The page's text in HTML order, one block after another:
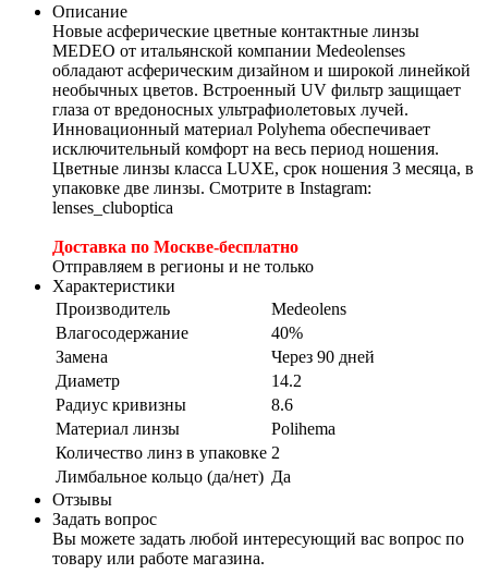
Описание
Новые асферические цветные контактные линзы
MEDEO от итальянской компании Medeolenses
обладают асферическим дизайном и широкой линейкой
необычных цветов. Встроенный UV фильтр защищает
глаза от вредоносных ультрафиолетовых лучей.
Инновационный материал Polyhema обеспечивает
исключительный комфорт на весь период ношения.
Цветные линзы класса LUXE, срок ношения 3 месяца, в
упаковке две линзы. Смотрите в Instagram:
lenses_cluboptica
Доставка по Москве-бесплатно
Отправляем в регионы и не только
Характеристики
Производитель
Medeolens
Влагосодержание
40%
Замена
Через 90 дней
Диаметр
14.2
Радиус кривизны
8.6
Материал линзы
Polihema
Количество линз в упаковке 2
Лимбальное кольцо (да/нет) Да
Отзывы
Задать вопрос
Вы можете задать любой интересующий вас вопрос по
товару или работе магазина.